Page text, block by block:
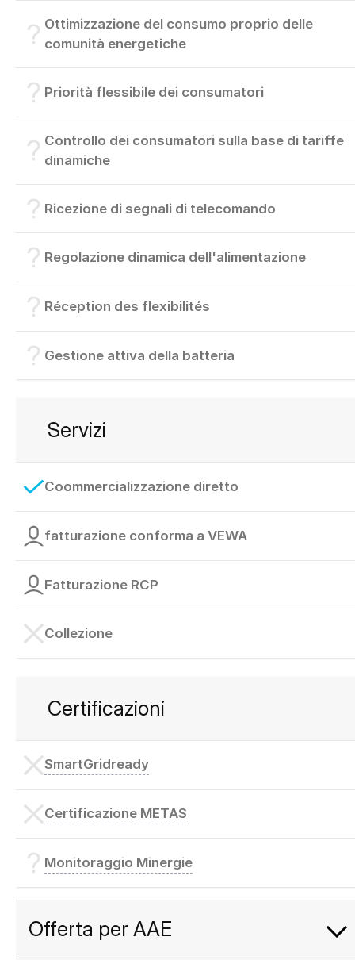
Ottimizzazione del consumo proprio delle
comunità energetiche
Priorità flessibile dei consumatori
Controllo dei consumatori sulla base di tariffe
dinamiche
Ricezione di segnali di telecomando
Regolazione dinamica dell'alimentazione
Réception des flexibilités
Gestione attiva della batteria
Servizi
Coommercializzazione diretto
fatturazione conforma a VEWA
Fatturazione RCP
Collezione
Certificazioni
SmartGridready
Certificazione METAS
Monitoraggio Minergie
Offerta per AAE